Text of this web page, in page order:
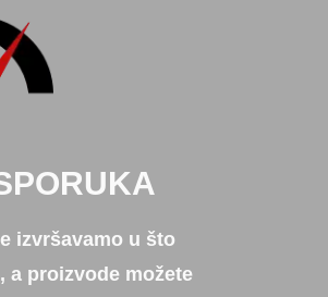
izvršavamo u što
a proizvode možete